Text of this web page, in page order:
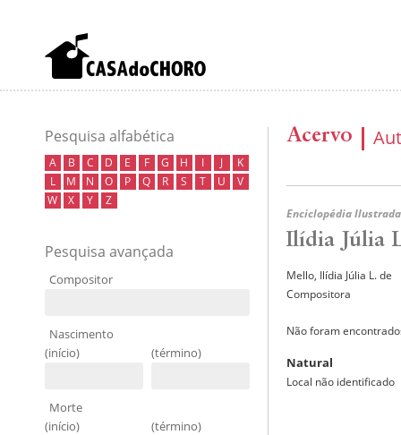
Pesquisa alfabética
A B C D E F G H I J
K
L
M N O P Q R S T U
V
W
X Y Z
Pesquisa avançada
Compositor
Nascimento
(início)
(término)
Morte
(início)
(término)
Acervo
Enciclopédia Ilustrada
Ilídia Júlia
Mello, Ilídia Júlia L. de
Compositora
Não foram
Natural
Local não identificado